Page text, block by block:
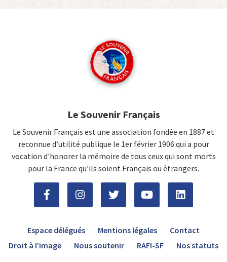
Le Souvenir Français
Le Souvenir Français est une association fondée en 1887 et
reconnue d’utilité publique le 1er février 1906 qui a pour
vocation d'honorer la mémoire de tous ceux qui sont morts
pour la France qu’ils soient Français ou étrangers.
Espace délégués Mentions légales
Contact
Droit à l’image
Nous soutenir RAFI-SF Nos statuts